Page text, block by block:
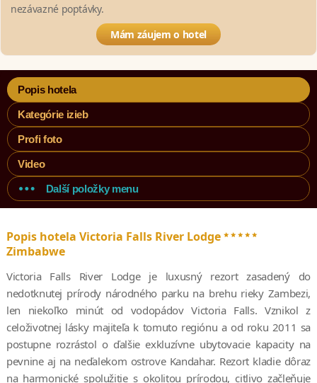
nezávazné poptávky.
Mám záujem o hotel
Popis hotela
Kategórie izieb
Profi foto
Video
Další položky menu
Popis hotela Victoria Falls River Lodge*****
Zimbabwe
Victoria Falls River Lodge je luxusný rezort zasadený do
nedotknutej prírody národného parku na brehu rieky Zambezi,
len niekoľko minút od vodopádovVictoria Falls. Vznikol z
celoživotnej lásky majiteľa k tomuto regiónu a od roku 2011 sa
postupne rozrástol o ďalšie exkluzívne ubytovacie kapacity na
pevnine aj na neďalekom ostrove Kandahar. Rezort kladie dôraz
na harmonické spolužitie s okolitou prírodou, citlivo začleňuje